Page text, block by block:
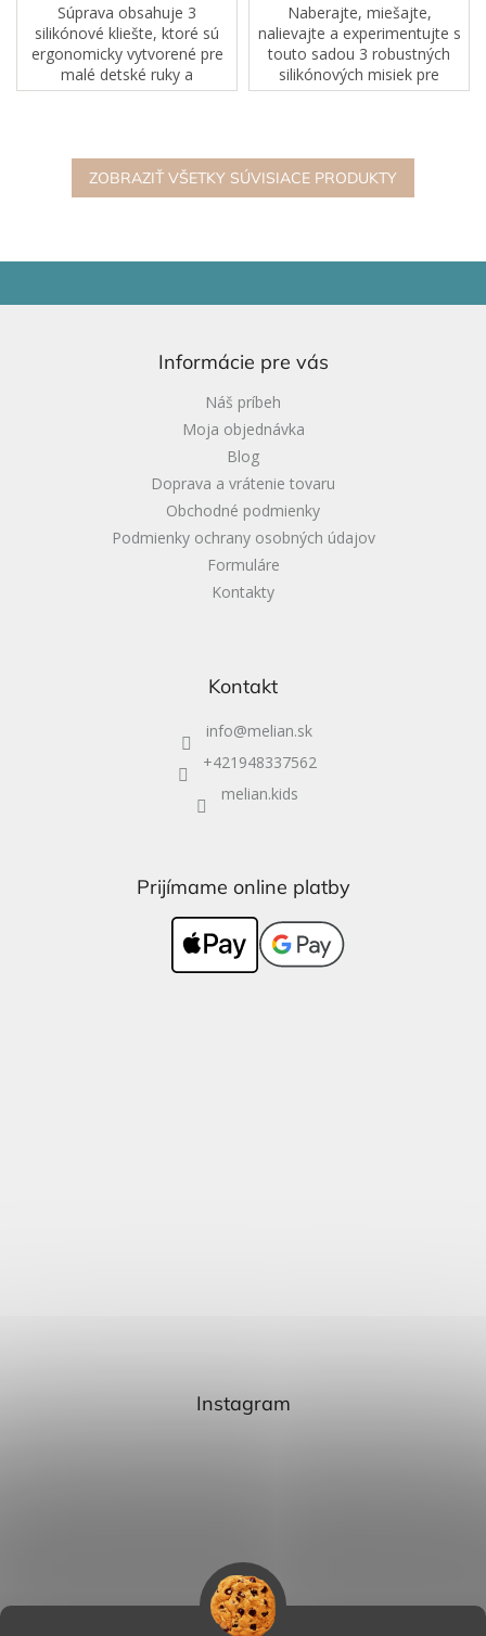
Súprava obsahuje 3
silikónové kliešte, ktoré sú
ergonomicky vytvorené pre
malé detské ruky a
jednoduché použitie. Rozvíja
Naberajte, miešajte,
nalievajte a experimentujte s
touto sadou 3 robustných
silikónových misiek pre
zmyslovú a kreatívnu
super všestranné a...
ZOBRAZIŤ VŠETKY SÚVISIACE PRODUKTY
Informácie pre vás
Náš príbeh
Moja objednávka
Blog
Doprava a vrátenie tovaru
Obchodné podmienky
Podmienky ochrany osobných údajov
Formuláre
Kontakty
Kontakt
info@melian.sk
+421948337562
melian.kids
Prijímame online platby
Instagram